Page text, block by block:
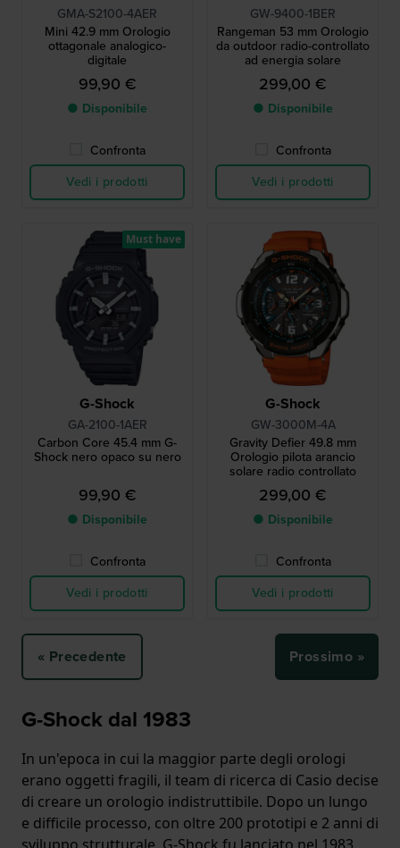
GMA-S2100-4AER
Mini 42.9 mm Orologio
ottagonale analogico-
digitale
99,90 €
● Disponibile
Confronta
Vedi i prodotti
GW-9400-1BER
Rangeman 53 mm Orologio
da outdoor radio-controllato
ad energia solare
299,00 €
● Disponibile
Confronta
Vedi i prodotti
G-Shock
GA-2100-1AER
Carbon Core 45.4 mm G-
Shock nero opaco su nero
99,90 €
● Disponibile
Confronta
Vedi i prodotti
Must have
G-Shock
GW-3000M-4A
Gravity Defier 49.8 mm
Orologio pilota arancio
solare radio controllato
299,00 €
● Disponibile
Confronta
Vedi i prodotti
« Precedente Prossimo »
G-Shock dal 1983
In un'epoca in cui la maggior parte degli orologi
erano oggetti fragili, il team di ricerca di Casio decise
di creare un orologio indistruttibile. Dopo un lungo
e difficile processo, con oltre 200 prototipi e 2 anni di